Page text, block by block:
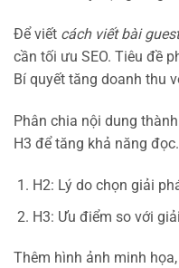
Để viết cách viết bài
cần tối ưu SEO. Tiêu đề
Bí quyết tăng doanh thu
Phân chia nội dung
H3 để tăng khả năng
H2: Lý do chọn giải
H3: Ưu điểm so với
Thêm hình ảnh minh